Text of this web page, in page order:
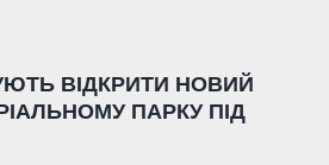
ВІДКРИТИ НОВИЙ
ПАРКУ ПІД